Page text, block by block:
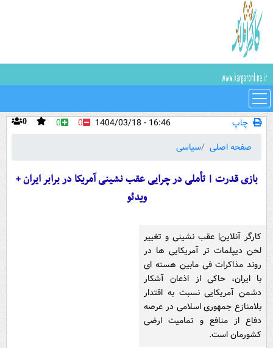
چاپ 0 0 0
16:46 - 1404/03/18
صفحه اصلی
سیاسی
بازی قدرت | تأملی در چرایی عقب نشینی آمریکا در برابر ایران +
ویدئو
کارگر آنلاین| عقب نشینی و تغییر
لحن دیپلمات تر آمریکایی ها در
روند مذاکرات فی مابین هسته ای
با ایران، حاکی از اذعان آشکار
دشمن آمریکایی نسبت به اقتدار
بلامنازع جمهوری اسلامی در عرصه
دفاع از منافع و تمامیت ارضی
کشورمان است.